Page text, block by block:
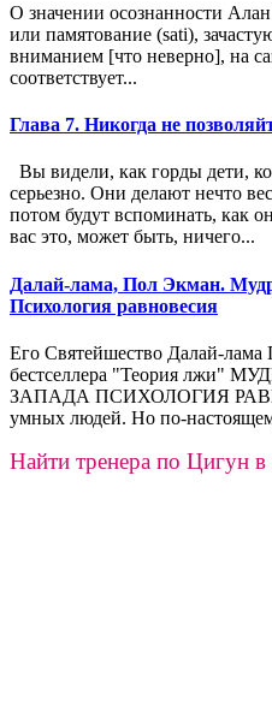
О значении осознанности
или памятование (sati),
вниманием [что неверно], на
соответствует...
Глава 7. Никогда не
Вы видели, как горды дети,
серьезно. Они делают нечто
потом будут вспоминать, как
вас это, может быть, ничего...
Далай-лама, Пол Экман.
Психология равновесия
Его Святейшество Далай-
бестселлера "Теория лжи"
ЗАПАДА ПСИХОЛОГИЯ
умных людей. Но по-
Найти тренера по Цигун